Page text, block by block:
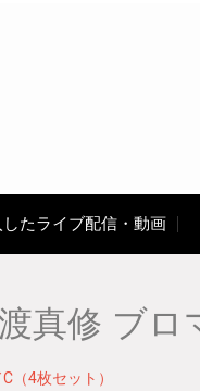
たライブ配信・動画
真修 ブロ
（4枚セット）